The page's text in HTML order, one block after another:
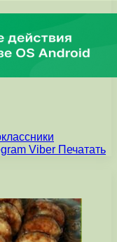
Viber Печатать